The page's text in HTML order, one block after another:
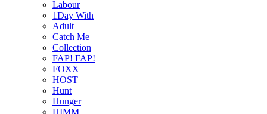
Labour
1Day With
Adult
Catch Me
Collection
FAP! FAP!
FOXX
HOST
Hunt
Hunger